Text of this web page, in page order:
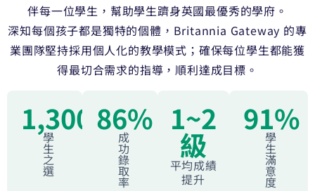
伴每一位學生，幫助學生躋身英國最優秀的學府。
深知每個孩子都是獨特的個體，Britannia Gateway 的專
業團隊堅持採用個人化的教學模式；確保每位學生都能獲
得最切合需求的指導，順利達成目標。
1,300+
學
生
之
選
86%
成
功
錄
取
率
1~2
級
平均成績
提升
91%
學
生
滿
意
度